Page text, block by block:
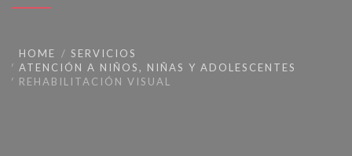
HOME
SERVICIOS
ATENCIÓN A NIÑOS, NIÑAS Y ADOLESCENTES
REHABILITACIÓN VISUAL